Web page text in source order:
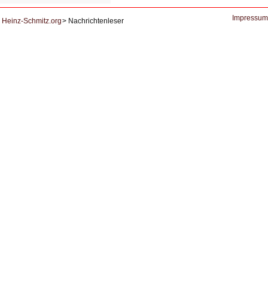
Heinz-Schmitz.org
Nachrichtenleser Impressum